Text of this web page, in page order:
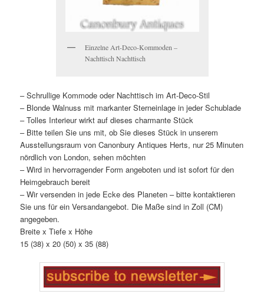
Einzelne Art-Deco-Kommoden –
Nachttisch Nachttisch
– Schrullige Kommode oder Nachttisch im Art-Deco-Stil
– Blonde Walnuss mit markanter Sterneinlage in jeder Schublade
– Tolles Interieur wirkt auf dieses charmante Stück
– Bitte teilen Sie uns mit, ob Sie dieses Stück in unserem
Ausstellungsraum von Canonbury Antiques Herts, nur 25 Minuten
nördlich von London, sehen möchten
– Wird in hervorragender Form angeboten und ist sofort für den
Heimgebrauch bereit
– Wir versenden in jede Ecke des Planeten – bitte kontaktieren
Sie uns für ein Versandangebot. Die Maße sind in Zoll (CM)
angegeben.
Breite x Tiefe x Höhe
15 (38) x 20 (50) x 35 (88)